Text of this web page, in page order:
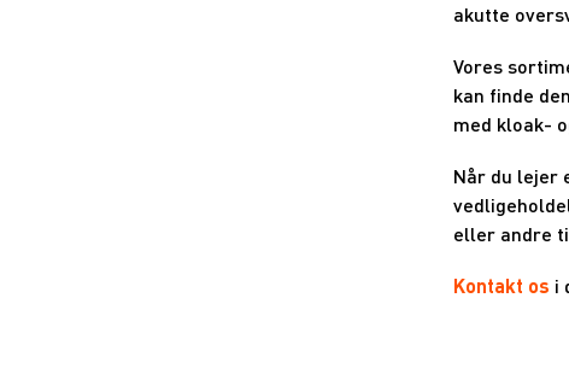
akutte
Vores
kan finde
med kloak-
Når du lejer
eller andre
Kontakt os i